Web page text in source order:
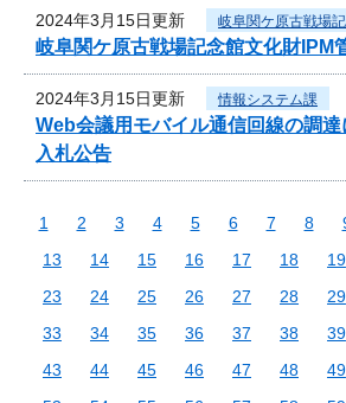
2024年3月15日更新 岐阜関ケ原古戦場
岐阜関ケ原古戦場記念館文化財IPM
2024年3月15日更新 情報システム課
Web会議用モバイル通信回線の調
入札公告
1 2 3 4 5 6 7 8
13
14 15 16 17 18 19
23
24 25 26 27 28 29
33
34 35 36 37 38 39
43
44 45 46 47 48 49